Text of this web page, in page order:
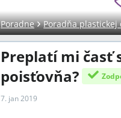
Poradne Poradňa
Preplatí mi časť
poisťovňa?
7. jan 2019